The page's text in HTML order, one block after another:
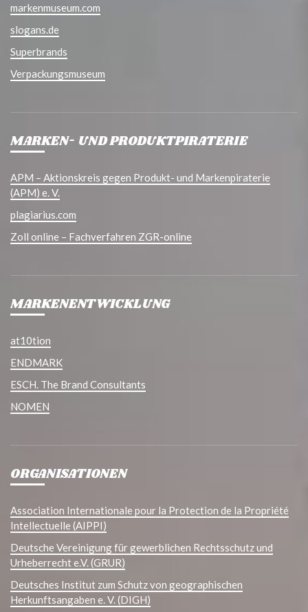
markenmuseum.com
slogans.de
Superbrands
Verpackungsmuseum
MARKEN- UND PRODUKTPIRATERIE
APM – Aktionskreis gegen Produkt- und Markenpiraterie
(APM) e. V.
plagiarius.com
Zoll online – Fachverfahren ZGR-online
MARKENENTWICKLUNG
at10tion
ENDMARK
ESCH. The Brand Consultants
NOMEN
ORGANISATIONEN
Association Internationale pour la Protection de la Propriété
Intellectuelle (AIPPI)
Deutsche Vereinigung für gewerblichen Rechtsschutz und
Urheberrecht e.V. (GRUR)
Deutsches Institut zum Schutz von geographischen
Herkunftsangaben e. V. (DIGH)